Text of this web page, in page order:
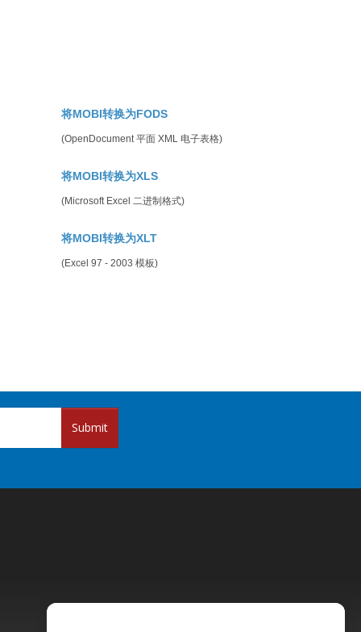
将MOBI转换为FODS
(OpenDocument 平面 XML 电子表格)
将MOBI转换为XLS
(Microsoft Excel 二进制格式)
将MOBI转换为XLT
(Excel 97 - 2003 模板)
Submit